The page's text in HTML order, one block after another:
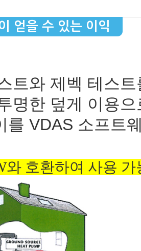
얻을 수 있는 이익
트와 제벡 테스
명한 덮게 이용
를 VDAS 소프트
와 호환하여 사용 가